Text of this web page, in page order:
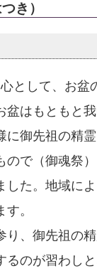
き）
心として、お
盆はもともと
に御先祖の精
ので（御魂祭
した。地域に
。
り、御先祖の精
るのが習わしと